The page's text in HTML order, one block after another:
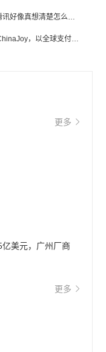
推出多款“神人”游戏后，腾讯好像真想清楚怎么做二次元了
PayPal China亮相2026 ChinaJoy，以全球支付能力助力中国游戏企业深化全球运营
更多
亿美元，广州厂商
更多